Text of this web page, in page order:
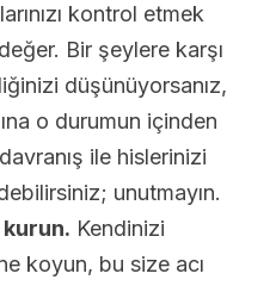
kontrol etmek
Bir şeylere karşı
düşünüyorsanız,
o durumun içinden
davranış ile hislerinizi
unutmayın.
Kendinizi
koyun, bu size acı